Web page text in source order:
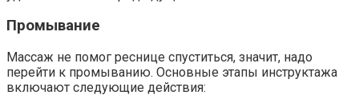
Промывание
Массаж не помог реснице спуститься, значит, надо
перейти к промыванию. Основные этапы инструктажа
включают следующие действия: